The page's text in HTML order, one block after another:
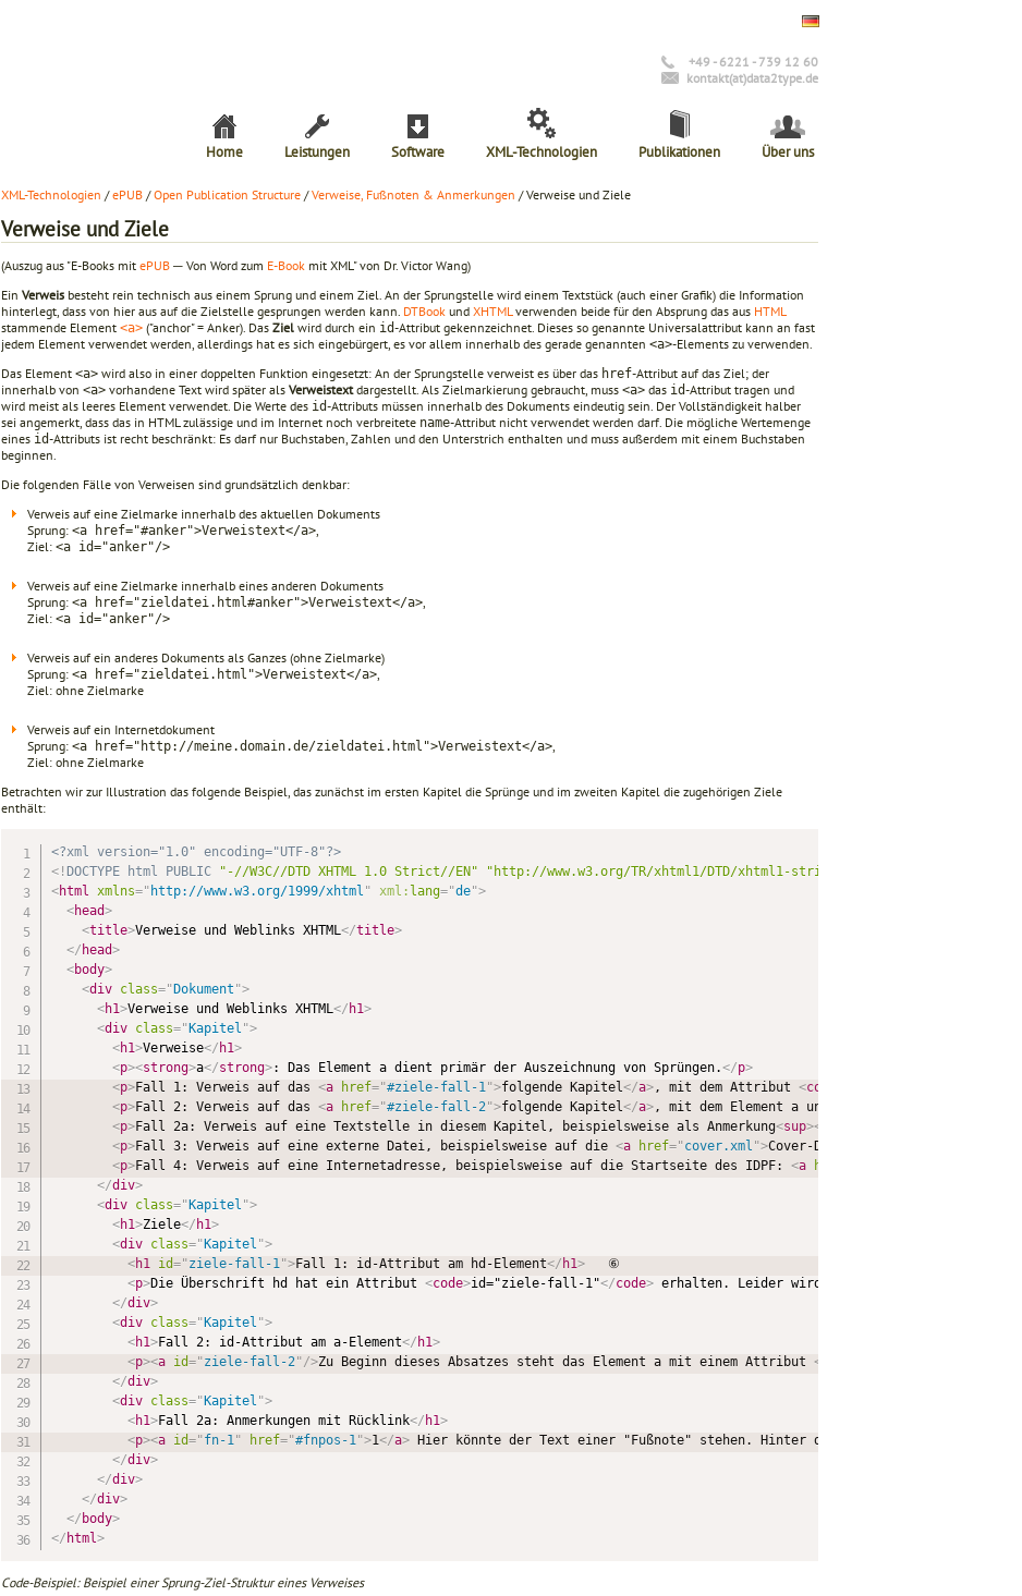
+49 - 6221 - 739 12 60
kontakt(at)data2type.de
Home Leistungen Software XML-Technologien Publikationen Über uns
XML-Technologien /ePUB /Open Publication Structure /Verweise, Fußnoten & Anmerkungen / Verweise und Ziele
Verweise und Ziele
(Auszug aus "E-Books mit ePUB ─ Von Word zum E-Book mit XML" von Dr. Victor Wang)
Ein Verweis besteht rein technisch aus einem Sprung und einem Ziel. An der Sprungstelle wird einem Textstück (auch einer Grafik) die Information
hinterlegt, dass von hier aus auf die Zielstelle gesprungen werden kann. DTBook und XHTML verwenden beide für den Absprung das aus HTML
stammende Element <a> ("anchor" = Anker). Das Ziel wird durch ein id-Attribut gekennzeichnet. Dieses so genannte Universalattribut kann an fast
jedem Element verwendet werden, allerdings hat es sich eingebürgert, es vor allem innerhalb des gerade genannten <a>-Elements zu verwenden.
Das Element <a> wird also in einer doppelten Funktion eingesetzt: An der Sprungstelle verweist es über das href-Attribut auf das Ziel; der
innerhalb von <a> vorhandene Text wird später als Verweistextdargestellt. Als Zielmarkierung gebraucht, muss <a> das id-Attribut tragen und
wird meist als leeres Element verwendet. Die Werte des id-Attributs müssen innerhalb des Dokuments eindeutig sein. Der Vollständigkeit halber
sei angemerkt, dass das in HTML zulässige und im Internet noch verbreitete name-Attribut nicht verwendet werden darf. Die mögliche Wertemenge
eines id-Attributs ist recht beschränkt: Es darf nur Buchstaben, Zahlen und den Unterstrich enthalten und muss außerdem mit einem Buchstaben
beginnen.
Die folgenden Fälle von Verweisen sind grundsätzlich denkbar:
Verweis auf eine Zielmarke innerhalb des aktuellen Dokuments
Sprung: <a href="#anker">Verweistext</a>
Ziel: <a id="anker"/>
Verweis auf eine Zielmarke innerhalb eines anderen Dokuments
Sprung: <a href="zieldatei.html#anker">Verweistext</a>
Ziel: <a id="anker"/>
Verweis auf ein anderes Dokuments als Ganzes (ohne Zielmarke)
Sprung: <a href="zieldatei.html">Verweistext</a>
Ziel: ohne Zielmarke
Verweis auf ein Internetdokument
Sprung: <a href="http://meine.domain.de/zieldatei.html">Verweistext</a>
Ziel: ohne Zielmarke
Betrachten wir zur Illustration das folgende Beispiel, das zunächst im ersten Kapitel die Sprünge und im zweiten Kapitel die zugehörigen Ziele
enthält:
<?xml version="1.0" encoding="UTF-8"?>
<! DOCTYPE html PUBLIC "-//W3C//DTD XHTML 1.0 Strict//EN" "http://www.w3.org/TR/xhtml1/DTD/xhtml1-strict.dtd"
<html xmlns=" http://www.w3.org/1999/xhtml " xml: lang="de">
<head>
<title>Verweise und Weblinks XHTML</title>
</ head>
<body>
<div class=" Dokument ">
<h1>Verweise und Weblinks XHTML</ h1>
<div class=" Kapitel ">
<h1>Verweise</ h1>
<p><strong>a</strong>: Das Element a dient primär der Auszeichnung von Sprüngen.</p>
<p>Fall 1: Verweis auf das <a href="#ziele-fall-1">folgende Kapitel</a>, mit dem Attribut <code
<p>Fall 2: Verweis auf das <a href="#ziele-fall-2">folgende Kapitel</a>, mit dem Element a und dessen Attribut
<p>Fall 2a: Verweis auf eine Textstelle in diesem Kapitel, beispielsweise als Anmerkung<sup><
<p>Fall 3: Verweis auf eine externe Datei, beispielsweise auf die <a href="cover.xml ">Cover-Datei
<p>Fall 4: Verweis auf eine Internetadresse, beispielsweise auf die Startseite des IDPF: <a href
</div>
<div class=" Kapitel ">
<h1>Ziele</ h1>
<div class=" Kapitel ">
<h1 id="ziele-fall-1">Fall 1: id-Attribut am hd-Element</ h1>
   ⑥
<p>Die Überschrift hd hat ein Attribut <code>id="ziele-fall-1"</code> erhalten. Leider wird ein solches Ziel häufig
</div>
<div class=" Kapitel ">
<h1>Fall 2: id-Attribut am a-Element</ h1>
<p><a id="ziele-fall-2"/>Zu Beginn dieses Absatzes steht das Element a mit einem Attribut <
</div>
<div class=" Kapitel ">
<h1>Fall 2a: Anmerkungen mit Rücklink</ h1>
<p><a id="fn-1" href="#fnpos-1">1</a> Hier könnte der Text einer "Fußnote" stehen. Hinter dem Fußnotenzeichen steht
</div>
</div>
</div>
</ body>
</ html>
Code-Beispiel: Beispiel einer Sprung-Ziel-Struktur eines Verweises